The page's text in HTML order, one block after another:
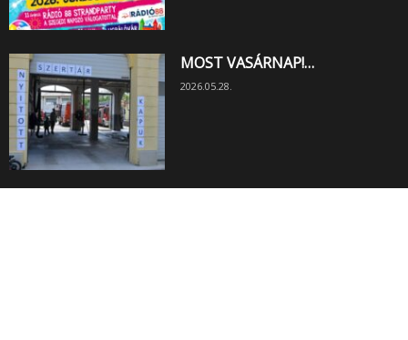
MOST VASÁRNAP!…
2026.05.28.